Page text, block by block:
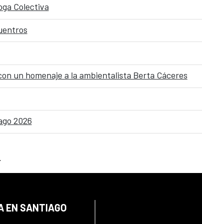
Colectiva
un homenaje a la ambientalista Berta Cáceres
2026
EN SANTIAGO